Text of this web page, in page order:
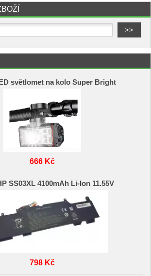
světlomet na kolo Super Bright
666 Kč
SS03XL 4100mAh Li-Ion 11.55V
798 Kč